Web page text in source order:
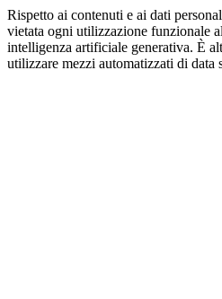
Rispetto ai contenuti e ai dati
vietata ogni utilizzazione funzionale
intelligenza artificiale generativa. È
utilizzare mezzi automatizzati di data